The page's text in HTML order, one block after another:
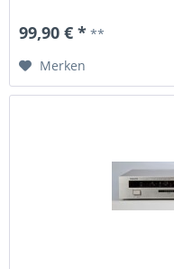
bietet progressive Scan
99,90 € * **
Merken